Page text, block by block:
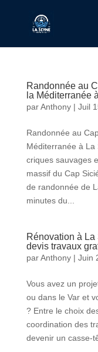
Randonnée au
la Méditerranée
parAnthony| Juil
Randonnée au
Méditerranée à La
criques sauvages
massif du Cap
de randonnée de
minutes du...
Rénovation à La
devis travaux
parAnthony| Juin
Vous avez un
ou dans le Var et
? Entre le choix
coordination des
devenir un casse-